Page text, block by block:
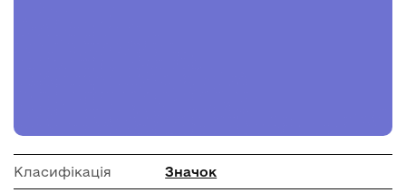
Класифікація Значок